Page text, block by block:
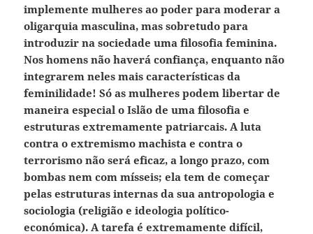
implemente mulheres ao poder para moderar a
oligarquia masculina, mas sobretudo para
introduzir na sociedade uma filosofia feminina.
Nos homens não haverá confiança, enquanto não
integrarem neles mais características da
feminilidade! Só as mulheres podem libertar de
maneira especial o Islão de uma filosofia e
estruturas extremamente patriarcais. A luta
contra o extremismo machista e contra o
terrorismo não será eficaz, a longo prazo, com
bombas nem com mísseis; ela tem de começar
pelas estruturas internas da sua antropologia e
sociologia (religião e ideologia político-
económica). A tarefa é extremamente difícil,